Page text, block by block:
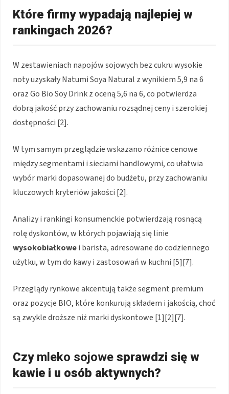
Które firmy wypadają najlepiej w
rankingach 2026?
W zestawieniach napojów sojowych bez cukru wysokie
noty uzyskały Natumi Soya Natural z wynikiem 5,9 na 6
oraz Go Bio Soy Drink z oceną 5,6 na 6, co potwierdza
dobrą jakość przy zachowaniu rozsądnej ceny i szerokiej
dostępności [2].
W tym samym przeglądzie wskazano różnice cenowe
między segmentami i sieciami handlowymi, co ułatwia
wybór marki dopasowanej do budżetu, przy zachowaniu
kluczowych kryteriów jakości [2].
Analizy i rankingi konsumenckie potwierdzają rosnącą
rolę dyskontów, w których pojawiają się linie
wysokobiałkowei barista, adresowane do codziennego
użytku, w tym do kawy i zastosowań w kuchni [5][7].
Przeglądy rynkowe akcentują także segment premium
oraz pozycje BIO, które konkurują składem i jakością, choć
są zwykle droższe niż marki dyskontowe [1][2][7].
Czy mleko sojowe sprawdzi się w
kawie i u osób aktywnych?